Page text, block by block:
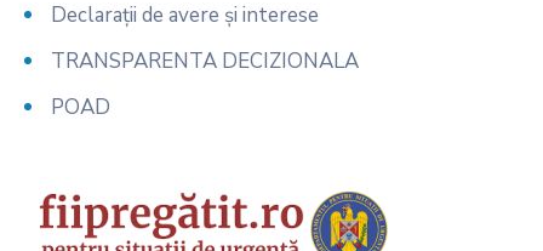
Declarații de avere și interese
TRANSPARENTA DECIZIONALA
POAD